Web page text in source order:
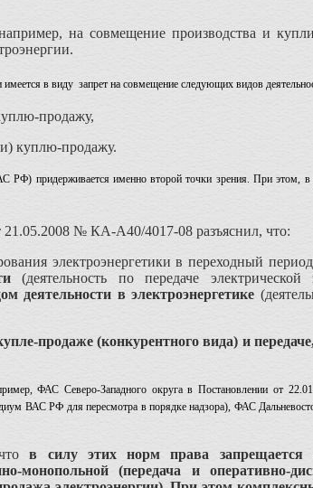
на совмещение производства и
в виду запрет на совмещение следующих видов
продажу,
куплю-продажу.
РФ) придерживается именно второй точки зрения. При этом,
№ КА-А40/4017-08 разъяснил, что:
электроэнергетики в переходный
(деятельность по передаче
в электроэнергетике
продаже (конкурентного вида) и
ФАС Северо-Западного округа в Постановлении от
ВАС РФ для пересмотра в порядке надзора), ФАС
чтов силу этих норм права запрещается
монопольной (передача и оперативно-